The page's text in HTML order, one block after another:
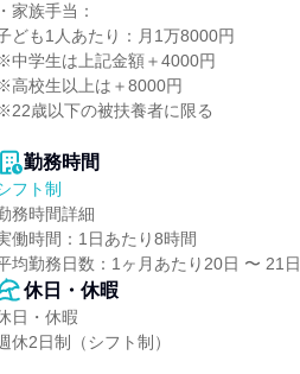
・家族手当：
ども1人あたり：月1万8000円
中学生は上記金額＋4000円
高校生以上は＋8000円
歳以下の被扶養者に限る
勤務時間
フト制
務時間詳細
働時間：1日あたり8時間
均勤務日数：1ヶ月あたり20日 〜 21日
休日・休暇
日・休暇
休2日制（シフト制）